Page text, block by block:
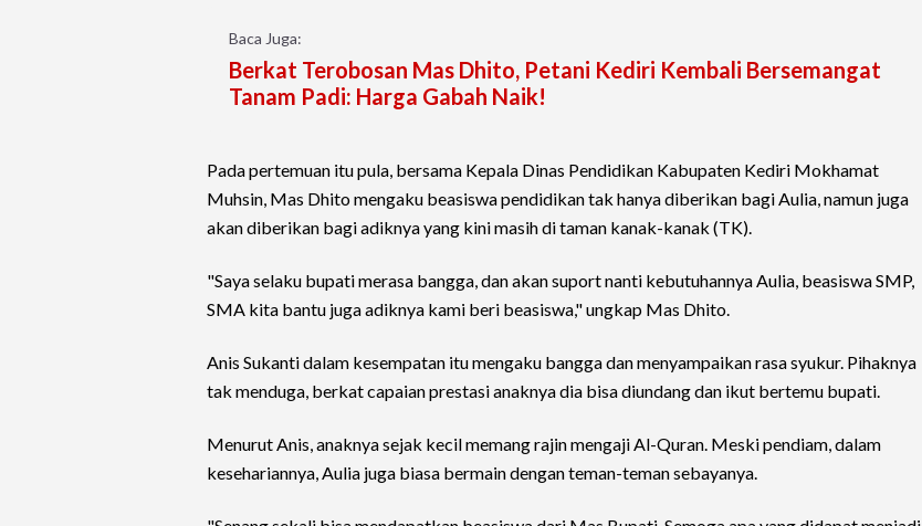
Baca Juga:
Berkat Terobosan Mas Dhito, Petani Kediri Kembali Bersemangat
Tanam Padi: Harga Gabah Naik!
Pada pertemuan itu pula, bersama Kepala Dinas Pendidikan Kabupaten Kediri Mokhamat
Muhsin, Mas Dhito mengaku beasiswa pendidikan tak hanya diberikan bagi Aulia, namun juga
akan diberikan bagi adiknya yang kini masih di taman kanak-kanak (TK).
"Saya selaku bupati merasa bangga, dan akan suport nanti kebutuhannya Aulia, beasiswa SMP,
SMA kita bantu juga adiknya kami beri beasiswa," ungkap Mas Dhito.
Anis Sukanti dalam kesempatan itu mengaku bangga dan menyampaikan rasa syukur. Pihaknya
tak menduga, berkat capaian prestasi anaknya dia bisa diundang dan ikut bertemu bupati.
Menurut Anis, anaknya sejak kecil memang rajin mengaji Al-Quran. Meski pendiam, dalam
kesehariannya, Aulia juga biasa bermain dengan teman-teman sebayanya.